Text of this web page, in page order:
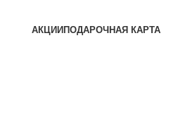
АКЦИИ ПОДАРОЧНАЯ КАРТА